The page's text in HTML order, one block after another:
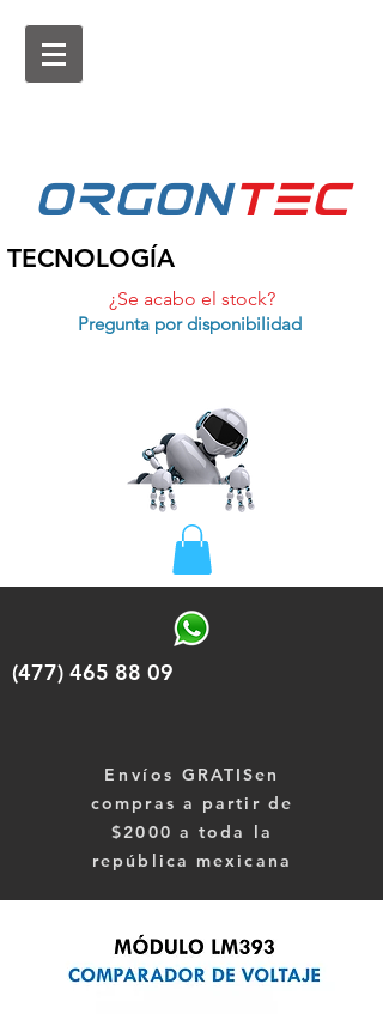
ORGONtEc
TECNOLOGÍA
¿Se acabo el stock?
Pregunta por disponibilidad
(477) 465 88 09
Envíos GRATISen
compras a partir de
$2000 a toda la
república mexicana